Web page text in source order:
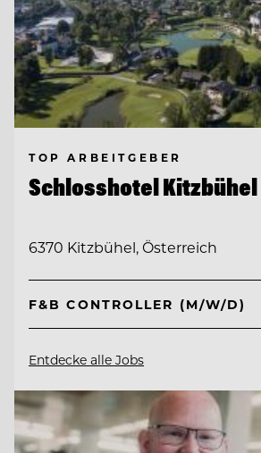
TOP ARBEITGEBER
Schlosshotel Kitzbühel
6370 Kitzbühel, Österreich
F&B CONTROLLER (M/W/D)
Entdecke alle Jobs